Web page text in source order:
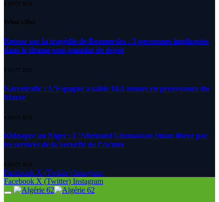
4 AOÛT 2026
What's Hot
Retour sur la tragédie de Boumerdes : 3 personnes impliquées
dans le drame sous mandat de dépôt
8 AOÛT 2026
Narcotrafic : L’Espagne a saisie 10,5 tonnes en provenance du
Maroc
8 AOÛT 2026
Kidnapee au Niger : L’Allemand Ulumaskan Sinan libéré par
les services de la Sécurité de l’Armée
8 AOÛT 2026
Facebook X (Twitter) Instagram
Facebook X (Twitter) Instagram